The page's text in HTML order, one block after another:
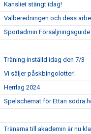
Kansliet stängt idag!
Valberedningen och dess
Sportadmin
Träning inställd idag den 7/3
Vi säljer påskbingolotter!
Herrlag 2024
Spelschemat för Ettan södra
Tränarna till akademin är nu